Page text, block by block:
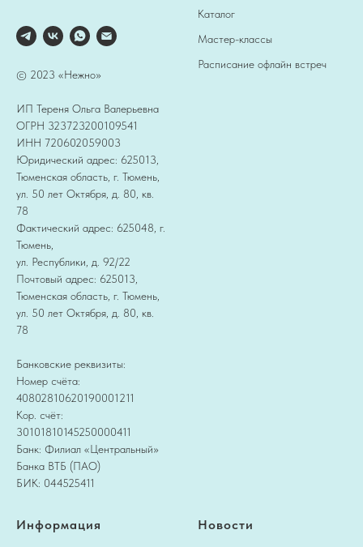
© 2023 «Нежно»
ИП Тереня Ольга Валерьевна
ОГРН 323723200109541
ИНН 720602059003
Юридический адрес: 625013,
Тюменская область, г. Тюмень,
ул. 50 лет Октября, д. 80, кв.
78
Фактический адрес: 625048, г.
Тюмень,
ул. Республики, д. 92/22
Почтовый адрес: 625013,
Тюменская область, г. Тюмень,
ул. 50 лет Октября, д. 80, кв.
78
Банковские реквизиты:
Номер счёта:
40802810620190001211
Кор. счёт:
30101810145250000411
Банк: Филиал «Центральный»
Банка ВТБ (ПАО)
БИК: 044525411
Каталог
Мастер-классы
Расписание офлайн встреч
Информация Новости